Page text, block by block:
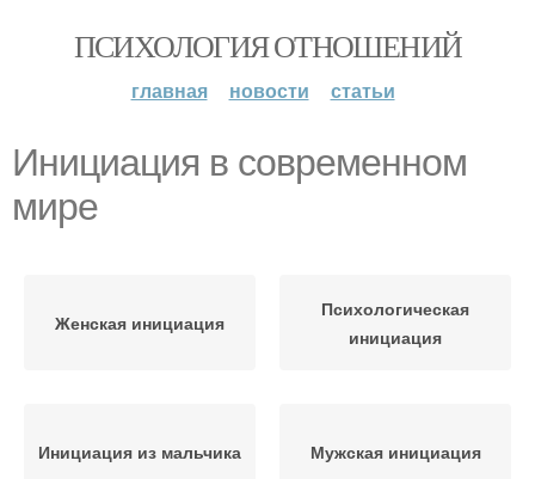
ПСИХОЛОГИЯ ОТНОШЕНИЙ
главная новости статьи
Инициация в современном
мире
Женская инициация
Психологическая
инициация
Инициация из мальчика Мужская инициация